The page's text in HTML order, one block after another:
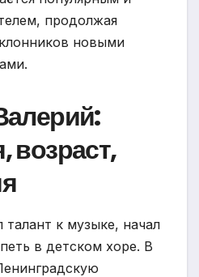
продолжая
новыми
возраст,
талант к музыке, начал
в детском хоре. В